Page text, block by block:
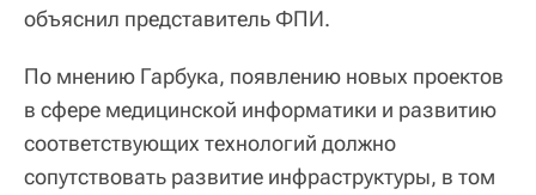
объяснил представитель ФПИ.
По мнению Гарбука, появлению новых проектов
в сфере медицинской информатики и развитию
соответствующих технологий должно
сопутствовать развитие инфраструктуры, в том